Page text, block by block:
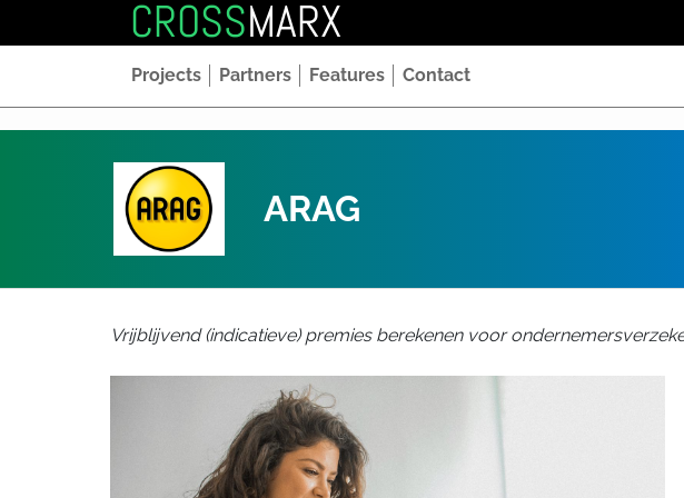
CROSSMARX
Projects Partners Features Contact
ARAG
Vrijblijvend (indicatieve) premies berekenen voor